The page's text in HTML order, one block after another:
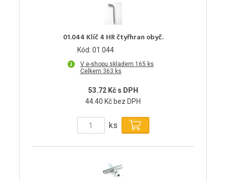
01.044 Klíč 4 HR čtyřhran obyč.
Kód: 01.044
V e-shopu skladem 165 ks
Celkem 363 ks
53.72 Kč s DPH
44.40 Kč bez DPH
ks